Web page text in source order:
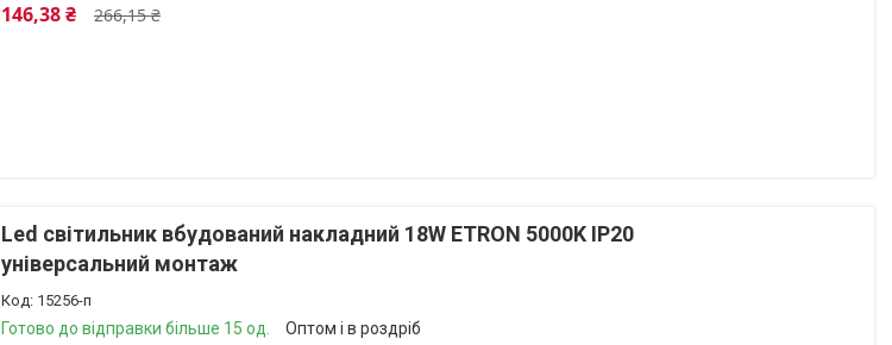
266,15 ₴
146,38 ₴
Led світильник вбудований накладний 18W ETRON 5000K ІР20
універсальний монтаж
15256-п
Готово до відправки більше 15 од. Оптом і в роздріб